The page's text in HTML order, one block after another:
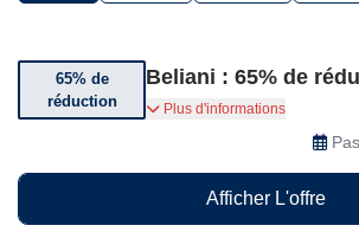
65% de
réduction
Beliani : 65% de
Bénéficiez jusqu’à 65% de
Plus d'informations
Afficher L'offre